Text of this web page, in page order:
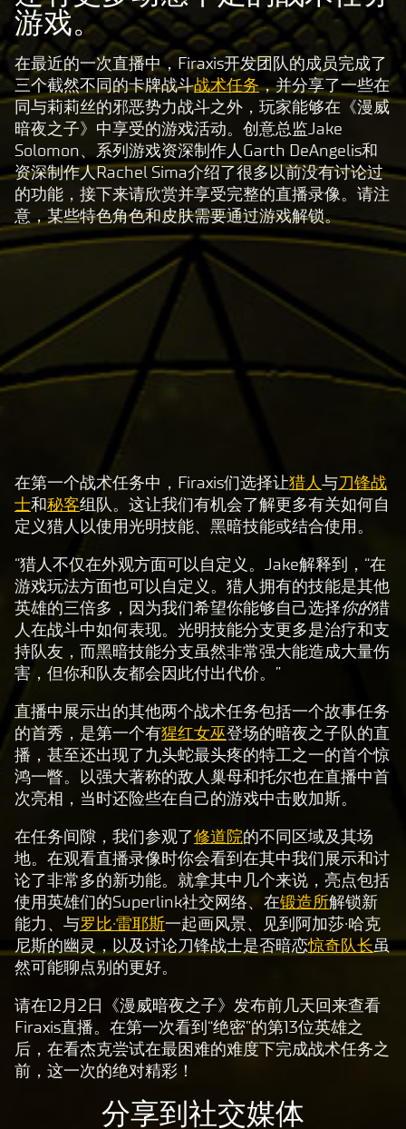
游戏。
在最近的一次直播中，Firaxis开发团队的成员完成了
三个截然不同的卡牌战斗战术任务，并分享了一些在
同与莉莉丝的邪恶势力战斗之外，玩家能够在《漫威
暗夜之子》中享受的游戏活动。创意总监Jake
Solomon、系列游戏资深制作人Garth DeAngelis和
资深制作人Rachel Sima介绍了很多以前没有讨论过
的功能，接下来请欣赏并享受完整的直播录像。请注
意，某些特色角色和皮肤需要通过游戏解锁。
A
c
c
e
p
t
&
P
l
a
y
点
播
放
，
即
意
味
着
同
意
Yo
uT
在第一个战术任务中，Firaxis们选择让猎人与刀锋战
士和秘客组队。这让我们有机会了解更多有关如何自
定义猎人以使用光明技能、黑暗技能或结合使用。
“猎人不仅在外观方面可以自定义。Jake解释到，“在
游戏玩法方面也可以自定义。猎人拥有的技能是其他
英雄的三倍多，因为我们希望你能够自己选择你的猎
人在战斗中如何表现。光明技能分支更多是治疗和支
持队友，而黑暗技能分支虽然非常强大能造成大量伤
害，但你和队友都会因此付出代价。”
直播中展示出的其他两个战术任务包括一个故事任务
的首秀，是第一个有猩红女巫登场的暗夜之子队的直
播，甚至还出现了九头蛇最头疼的特工之一的首个惊
鸿一瞥。以强大著称的敌人巢母和托尔也在直播中首
次亮相，当时还险些在自己的游戏中击败加斯。
在任务间隙，我们参观了修道院的不同区域及其场
地。在观看直播录像时你会看到在其中我们展示和讨
论了非常多的新功能。就拿其中几个来说，亮点包括
使用英雄们的Superlink社交网络、在锻造所解锁新
能力、与罗比·雷耶斯一起画风景、见到阿加莎·哈克
尼斯的幽灵，以及讨论刀锋战士是否暗恋惊奇队长虽
然可能聊点别的更好。
请在12月2日《漫威暗夜之子》发布前几天回来查看
Firaxis直播。在第一次看到“绝密”的第13位英雄之
后，在看杰克尝试在最困难的难度下完成战术任务之
前，这一次的绝对精彩！
分享到社交媒体